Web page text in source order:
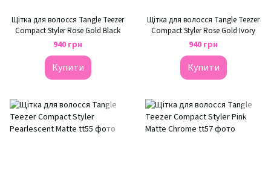
Щітка для волосся Tangle Teezer
Compact Styler Rose Gold Black
940 грн
Купити
Щітка для волосся Tangle Teezer
Compact Styler Rose Gold Ivory
940 грн
Купити